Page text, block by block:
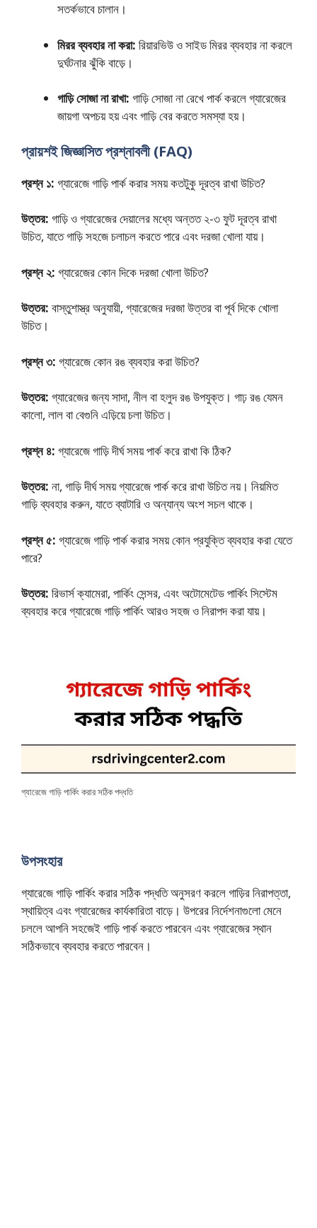
সতর্কভাবে চালান।
মিরর ব্যবহার না করা: রিয়ারভিউ ও সাইড মিরর ব্যবহার না করলে
দুর্ঘটনার ঝুঁকি বাড়ে।
গাড়ি সোজা না রাখা: গাড়ি সোজা না রেখে পার্ক করলে গ্যারেজের
জায়গা অপচয় হয় এবং গাড়ি বের করতে সমস্যা হয়।
প্রায়শই জিজ্ঞাসিত প্রশ্নাবলী (FAQ)
প্রশ্ন ১: গ্যারেজে গাড়ি পার্ক করার সময় কতটুকু দূরত্ব রাখা উচিত?
উত্তর: গাড়ি ও গ্যারেজের দেয়ালের মধ্যে অন্তত ২-৩ ফুট দূরত্ব রাখা
উচিত, যাতে গাড়ি সহজে চলাচল করতে পারে এবং দরজা খোলা যায়।
প্রশ্ন ২: গ্যারেজের কোন দিকে দরজা খোলা উচিত?
উত্তর: বাস্তুশাস্ত্র অনুযায়ী, গ্যারেজের দরজা উত্তর বা পূর্ব দিকে খোলা
উচিত।
প্রশ্ন ৩: গ্যারেজে কোন রঙ ব্যবহার করা উচিত?
উত্তর: গ্যারেজের জন্য সাদা, নীল বা হলুদ রঙ উপযুক্ত। গাঢ় রঙ যেমন
কালো, লাল বা বেগুনি এড়িয়ে চলা উচিত।
প্রশ্ন ৪: গ্যারেজে গাড়ি দীর্ঘ সময় পার্ক করে রাখা কি ঠিক?
উত্তর: না, গাড়ি দীর্ঘ সময় গ্যারেজে পার্ক করে রাখা উচিত নয়। নিয়মিত
গাড়ি ব্যবহার করুন, যাতে ব্যাটারি ও অন্যান্য অংশ সচল থাকে।
প্রশ্ন ৫: গ্যারেজে গাড়ি পার্ক করার সময় কোন প্রযুক্তি ব্যবহার করা যেতে
পারে?
উত্তর: রিভার্স ক্যামেরা, পার্কিং সেন্সর, এবং অটোমেটেড পার্কিং সিস্টেম
ব্যবহার করে গ্যারেজে গাড়ি পার্কিং আরও সহজ ও নিরাপদ করা যায়।
গ্যারেজে গাড়ি পার্কিং করার সঠিক পদ্ধতি
উপসংহার
গ্যারেজে গাড়ি পার্কিং করার সঠিক পদ্ধতি অনুসরণ করলে গাড়ির নিরাপত্তা,
স্থায়িত্ব এবং গ্যারেজের কার্যকারিতা বাড়ে। উপরের নির্দেশনাগুলো মেনে
চললে আপনি সহজেই গাড়ি পার্ক করতে পারবেন এবং গ্যারেজের স্থান
সঠিকভাবে ব্যবহার করতে পারবেন।